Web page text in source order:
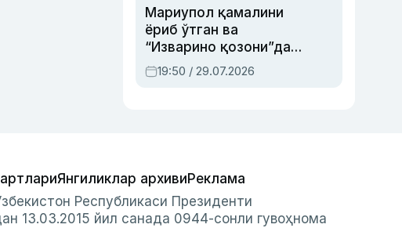
Мариупол қамалини
ёриб ўтган ва
“Изварино қозони”дан
чиққан қаҳрамон —
Украина армияси бош
19:50 / 29.07.2026
Янгиликлар архивиРеклама
Республикаси Президенти
13.03.2015 йил санада 0944-сонли гувоҳнома